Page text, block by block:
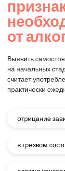
от
Выявить
на начальных
считает
практически
отрицание
в трезвом